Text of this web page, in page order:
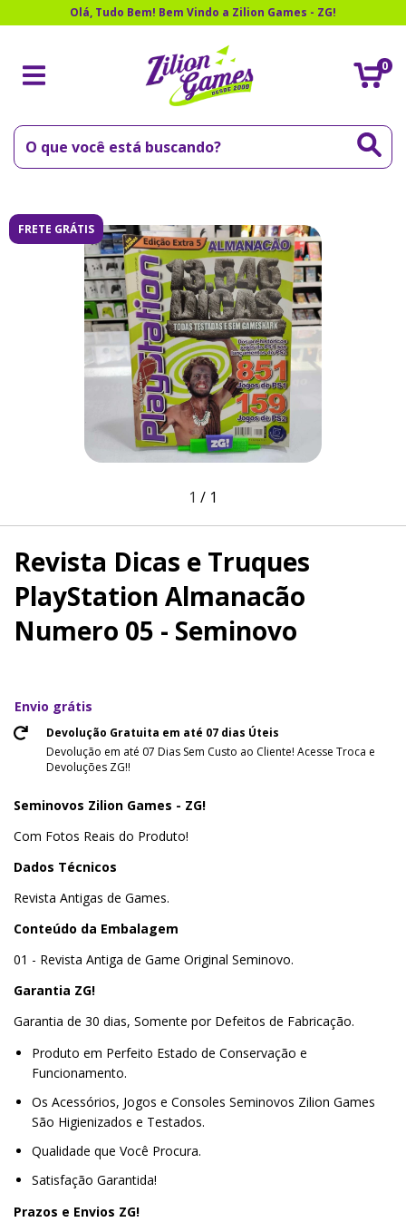
Olá, Tudo Bem! Bem Vindo a Zilion Games - ZG!
0
FRETE GRÁTIS
1 / 1
Revista Dicas e Truques
PlayStation Almanacão
Numero 05 - Seminovo
Envio grátis
Devolução Gratuita em até 07 dias Úteis
Devolução em até 07 Dias Sem Custo ao Cliente! Acesse Troca e
Devoluções ZG!!
Seminovos Zilion Games - ZG!
Com Fotos Reais do Produto!
Dados Técnicos
Revista Antigas de Games.
Conteúdo da Embalagem
01 - Revista Antiga de Game Original Seminovo.
Garantia ZG!
Garantia de 30 dias, Somente por Defeitos de Fabricação.
Produto em Perfeito Estado de Conservação e
Funcionamento.
Os Acessórios, Jogos e Consoles Seminovos Zilion Games
São Higienizados e Testados.
Qualidade que Você Procura.
Satisfação Garantida!
Prazos e Envios ZG!